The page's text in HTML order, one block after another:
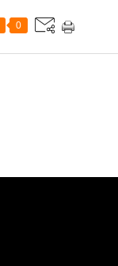
0